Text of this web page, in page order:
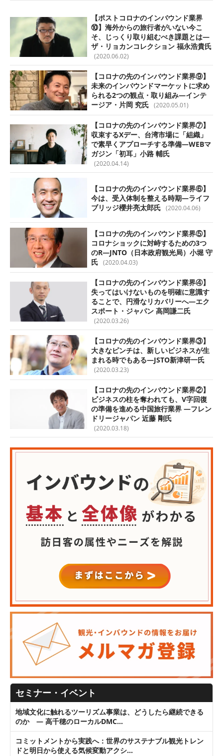
【ポストコロナのインバウンド業界
⑩】海外からの旅行者がいない今こ
そ、じっくり取り組むべき課題とは—
ザ・リョカンコレクション 福永浩貴氏
(2020.06.02)
【コロナの先のインバウンド業界⑨】
未来のインバウンドマーケットに求め
られる2つの観点・取り組み—インテ
ージア・片岡 究氏 (2020.05.01)
【コロナの先のインバウンド業界⑦】
収束するXデー、台湾市場に「組織」
で素早くアプローチする準備—WEBマ
ガジン「初耳」小路 輔氏
(2020.04.14)
【コロナの先のインバウンド業界⑥】
今は、受入体制を整える時期—ライフ
ブリッジ櫻井亮太郎氏 (2020.04.06)
【コロナの先のインバウンド業界⑤】
コロナショックに対峙するための3つ
のR—JNTO（日本政府観光局）小堀 守
氏 (2020.04.03)
【コロナの先のインバウンド業界④】
失ってはいけないものを明確に意識す
ることで、円滑なリカバリーへ—エク
スポート・ジャパン 高岡謙二氏
(2020.03.26)
【コロナの先のインバウンド業界③】
大きなピンチは、新しいビジネスが生
まれる時でもある—JSTO新津研一氏
(2020.03.23)
【コロナの先のインバウンド業界②】
ビジネスの柱を奪われても、V字回復
の準備を進める中国旅行業界 —フレン
ドリージャパン 近藤 剛氏
(2020.03.18)
セミナー・イベント
地域文化に触れるツーリズム事業は、どうしたら継続できる
のか ― 高千穂のローカルDMC…
コミットメントから実践へ：世界のサステナブル観光トレン
ドと明日から使える気候変動アクシ…